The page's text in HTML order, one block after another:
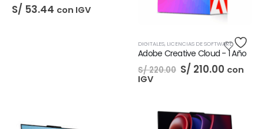
S/ 53.44 con IGV
DIGITALES, LICENCIAS DE SOFTWARE
Adobe Creative Cloud - 1 Año
S/220.00 El
precio
S/ 210.00Elcon
IGV